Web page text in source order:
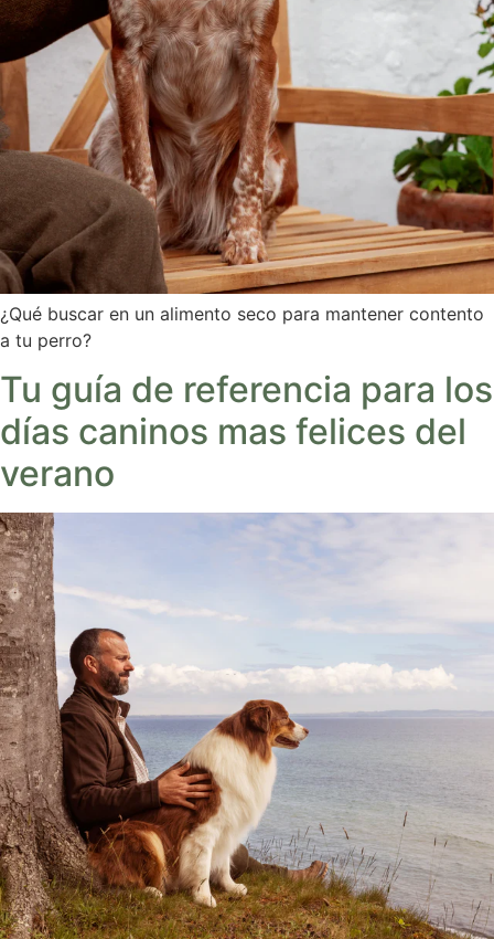
¿Qué buscar en un alimento seco para mantener contento
a tu perro?
Tu guía de referencia para los
días caninos mas felices del
verano